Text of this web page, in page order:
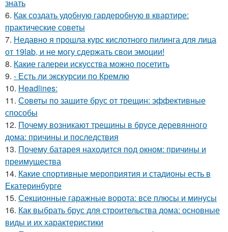
знать
6. Как создать удобную гардеробную в квартире:
практические советы
7. Недавно я прошла курс кислотного пилинга для лица
от 19lab, и не могу сдержать свои эмоции!
8. Какие галереи искусства можно посетить
9. - Есть ли экскурсии по Кремлю
10. Headlines:
11. Советы по защите брус от трещин: эффективные
способы
12. Почему возникают трещины в брусе деревянного
дома: причины и последствия
13. Почему батарея находится под окном: причины и
преимущества
14. Какие спортивные мероприятия и стадионы есть в
Екатеринбурге
15. Секционные гаражные ворота: все плюсы и минусы
16. Как выбрать брус для строительства дома: основные
виды и их характеристики